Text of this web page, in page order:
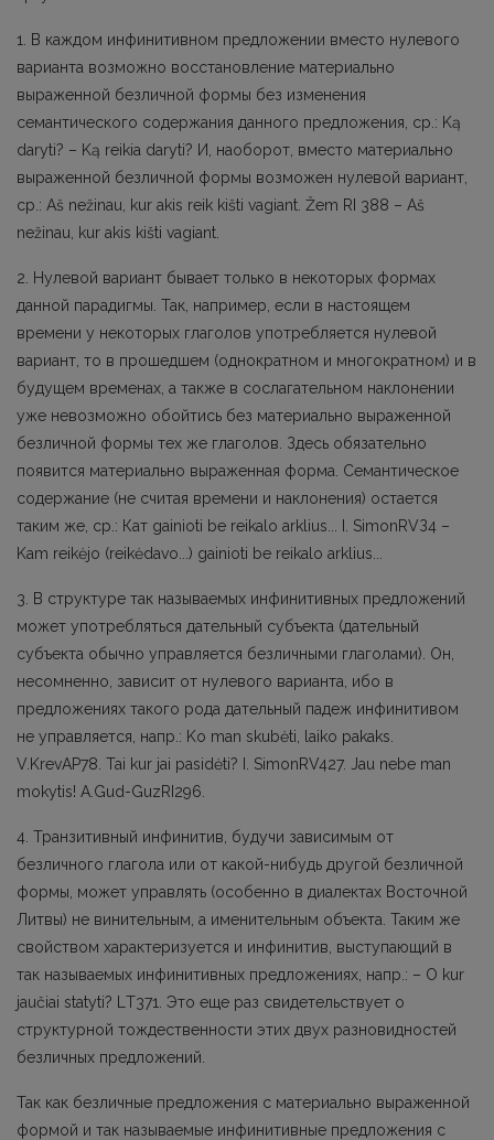
1. В каждом инфинитивном предложении вместо нулевого
варианта возможно восстановление материально
выраженной безличной формы без изменения
семантического содержания данного предложения, ср.: Ką
daryti? – Ką reikia daryti? И, наоборот, вместо материально
выраженной безличной формы возможен нулевой вариант,
ср.: Aš nežinau, kur akis reik kišti vagiant. Žem RI 388 – Аš
nežinau, kur akis kišti vagiant.
2. Нулевой вариант бывает только в некоторых формах
данной парадигмы. Так, например, если в настоящем
времени у некоторых глагoлов употребляется нулевой
вариант, то в прошедшем (однократном и многoкратном) и в
будущем временах, а также в сослагательном наклонении
уже невозможно обойтись без материально выраженной
безличной формы тех же глагoлов. Здесь обязательно
появится материально выраженная форма. Семантическое
содержание (не считая времени и наклонения) остается
таким же, ср.: Кат gainioti bе reikalo arklius... I. SimonRVЗ4 –
Kam reikėjo (reikėdavo...) gainioti bе reikalo arklius...
3. В структуре так называемых инфинитивных предложений
может употребляться дательный субъекта (дательный
субъекта обычно управляется безличными глаголами). Он,
несомненно, зависит от нулевого варианта, ибо в
предложениях такого рода дательный падеж инфинитивом
не управляется, напр.: Ko man skubėti, laiko pakaks.
V.KrevAP78. Tai kur jai pasidėti? I. SimonRV427. Jau nebe man
mokytis! A.Gud-GuzRI296.
4. Транзитивный инфинитив, будучи зависимым от
безличногo глагoла или от какой-нибудь другой безличной
формы, может управлять (особенно в диалектах Восточной
Литвы) не винительным, а именительным объекта. Таким же
свойством характеризуется и инфинитив, выступающий в
так называемых инфинитивных предложениях, напр.: – О kur
jaučiai statyti? LТ371. Это еще раз свидетельствует о
структурной тождественности этих двух разновидностей
безличных предложений.
Так как безличные предложения с материально выраженной
формой и так называемые инфинитивные предложения с